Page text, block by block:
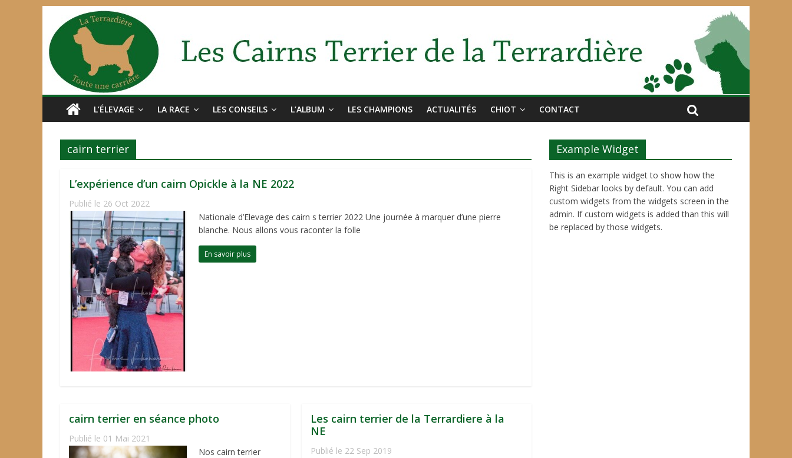
L’ÉLEVAGE LA RACE LES CONSEILS L’ALBUM LES CHAMPIONS ACTUALITÉS CHIOT CONTACT
cairn terrier
L’expérience d’un cairn Opickle à la NE 2022
Publié le 26 Oct 2022
Nationale d’Elevage des cairn s terrier 2022 Une journée à marquer d’une pierre
blanche. Nous allons vous raconter la folle
En savoir plus
cairn terrier en séance photo
Publié le 01 Mai 2021
Nos cairn terrier
Les cairn terrier de la Terrardiere à la
NE
Publié le 22 Sep 2019
Example Widget
This is an example widget to show how the
Right Sidebar looks by default. You can add
custom widgets from the widgets screen in the
admin. If custom widgets is added than this will
be replaced by those widgets.